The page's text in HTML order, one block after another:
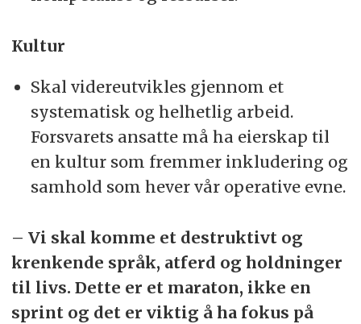
Kultur
Skal videreutvikles gjennom et
systematisk og helhetlig arbeid.
Forsvarets ansatte må ha eierskap til
en kultur som fremmer inkludering og
samhold som hever vår operative evne.
– Vi skal komme et destruktivt og
krenkende språk, atferd og holdninger
til livs. Dette er et maraton, ikke en
sprint og det er viktig å ha fokus på